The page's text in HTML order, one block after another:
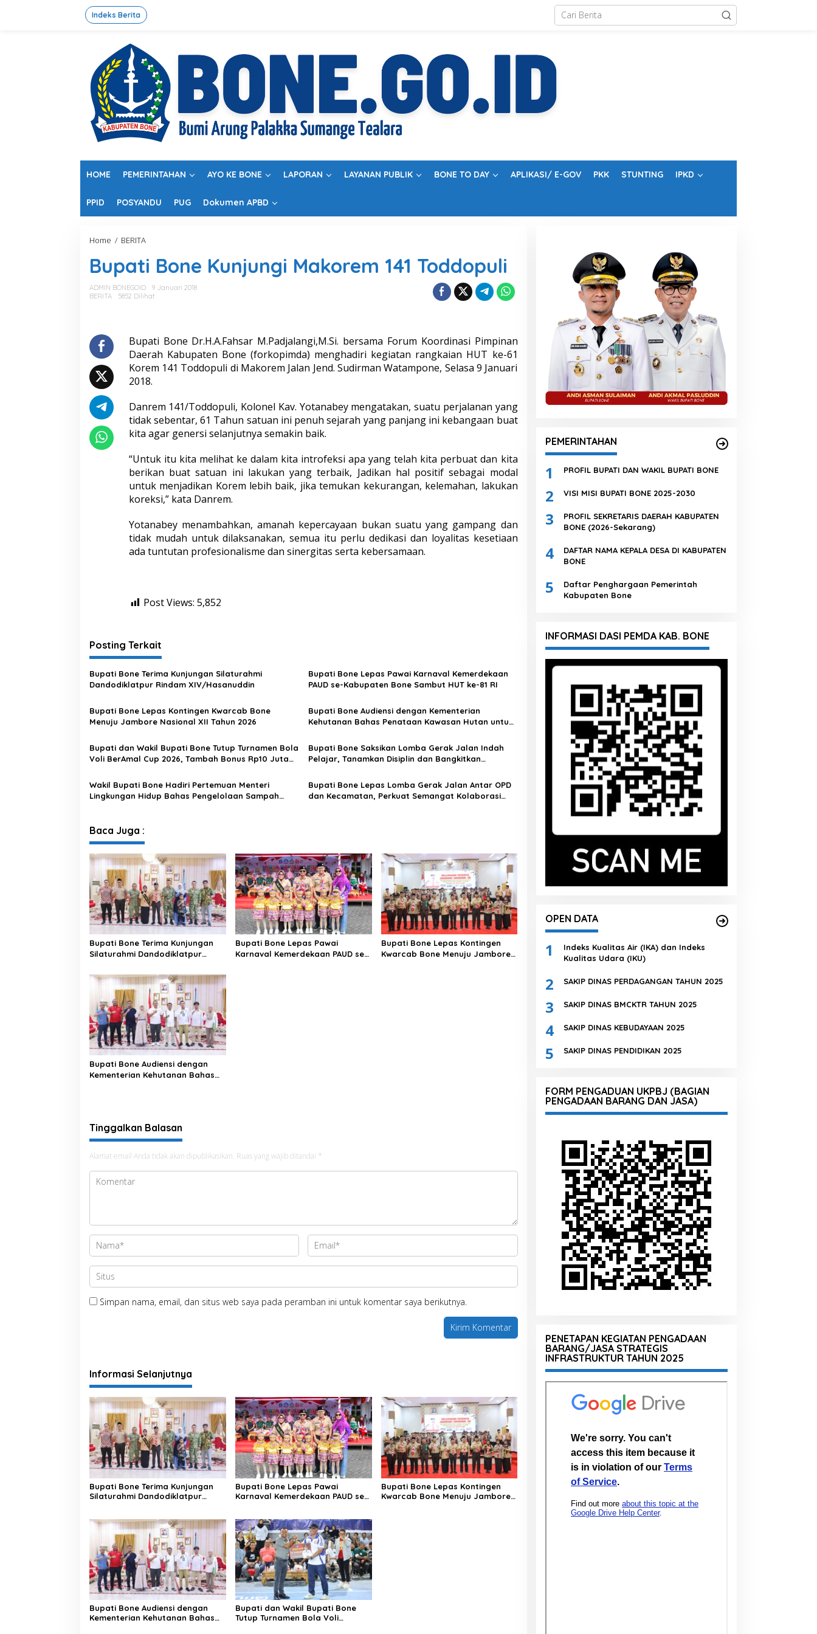
Indeks Berita
HOME PEMERINTAHAN AYO KE BONE LAPORAN LAYANAN PUBLIK BONE TO DAY APLIKASI/ E-GOV PKK STUNTING IPKD
PPID POSYANDU PUG Dokumen APBD
Home / BERITA
p
a
i
e
u
n
j
n
g
i
M
k
o
e
m
4
1
T
o
p
Bupati Bone Kunjungi Makorem 141 Toddopuli
ADMIN BONEGOID
9 Januari 2018
BERITA
5852 Dilihat
Bupati Bone Dr.H.A.Fahsar M.Padjalangi,M.Si. bersama Forum Koordinasi Pimpinan
Daerah Kabupaten Bone (forkopimda) menghadiri kegiatan rangkaian HUT ke-61
Korem 141 Toddopuli di Makorem Jalan Jend. Sudirman Watampone, Selasa 9 Januari
2018.
Danrem 141/Toddopuli, Kolonel Kav. Yotanabey mengatakan, suatu perjalanan yang
tidak sebentar, 61 Tahun satuan ini penuh sejarah yang panjang ini kebangaan buat
kita agar genersi selanjutnya semakin baik.
“Untuk itu kita melihat ke dalam kita introfeksi apa yang telah kita perbuat dan kita
berikan buat satuan ini lakukan yang terbaik, Jadikan hal positif sebagai modal
untuk menjadikan Korem lebih baik, jika temukan kekurangan, kelemahan, lakukan
koreksi,” kata Danrem.
Yotanabey menambahkan, amanah kepercayaan bukan suatu yang gampang dan
tidak mudah untuk dilaksanakan, semua itu perlu dedikasi dan loyalitas kesetiaan
ada tuntutan profesionalisme dan sinergitas serta kebersamaan.
Post Views: 5,852
Posting Terkait
Bupati Bone Terima Kunjungan Silaturahmi
Dandodiklatpur Rindam XIV/Hasanuddin
Bupati Bone Lepas Pawai Karnaval Kemerdekaan
PAUD se-Kabupaten Bone Sambut HUT ke-81 RI
Bupati Bone Lepas Kontingen Kwarcab Bone
Menuju Jambore Nasional XII Tahun 2026
Bupati Bone Audiensi dengan Kementerian
Kehutanan Bahas Penataan Kawasan Hutan untuk
Bupati dan Wakil Bupati Bone Tutup Turnamen Bola
Voli BerAmal Cup 2026, Tambah Bonus Rp10 Juta
Bupati Bone Saksikan Lomba Gerak Jalan Indah
Pelajar, Tanamkan Disiplin dan Bangkitkan
Wakil Bupati Bone Hadiri Pertemuan Menteri
Lingkungan Hidup Bahas Pengelolaan Sampah
Bupati Bone Lepas Lomba Gerak Jalan Antar OPD
dan Kecamatan, Perkuat Semangat Kolaborasi
Baca Juga :
Bupati Bone Terima Kunjungan
Silaturahmi Dandodiklatpur
Bupati Bone Lepas Pawai
Karnaval Kemerdekaan PAUD se-
Bupati Bone Lepas Kontingen
Kwarcab Bone Menuju Jambore
Bupati Bone Audiensi dengan
Kementerian Kehutanan Bahas
Tinggalkan Balasan
Alamat email Anda tidak akan dipublikasikan. Ruas yang wajib ditandai *
Simpan nama, email, dan situs web saya pada peramban ini untuk komentar saya berikutnya.
Informasi Selanjutnya
Bupati Bone Terima Kunjungan
Silaturahmi Dandodiklatpur
Bupati Bone Lepas Pawai
Karnaval Kemerdekaan PAUD se-
Bupati Bone Lepas Kontingen
Kwarcab Bone Menuju Jambore
Bupati Bone Audiensi dengan
Kementerian Kehutanan Bahas
Bupati dan Wakil Bupati Bone
Tutup Turnamen Bola Voli
PEMERINTAHAN
1 PROFIL BUPATI DAN WAKIL BUPATI BONE
2 VISI MISI BUPATI BONE 2025-2030
3
PROFIL SEKRETARIS DAERAH KABUPATEN
BONE (2026-Sekarang)
4
DAFTAR NAMA KEPALA DESA DI KABUPATEN
BONE
5
Daftar Penghargaan Pemerintah
Kabupaten Bone
INFORMASI DASI PEMDA KAB. BONE
OPEN DATA
1
Indeks Kualitas Air (IKA) dan Indeks
Kualitas Udara (IKU)
2 SAKIP DINAS PERDAGANGAN TAHUN 2025
3 SAKIP DINAS BMCKTR TAHUN 2025
4 SAKIP DINAS KEBUDAYAAN 2025
5 SAKIP DINAS PENDIDIKAN 2025
FORM PENGADUAN UKPBJ (BAGIAN
PENGADAAN BARANG DAN JASA)
PENETAPAN KEGIATAN PENGADAAN
BARANG/JASA STRATEGIS
INFRASTRUKTUR TAHUN 2025